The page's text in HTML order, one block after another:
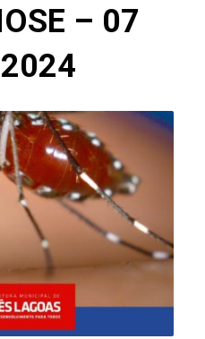
– 07